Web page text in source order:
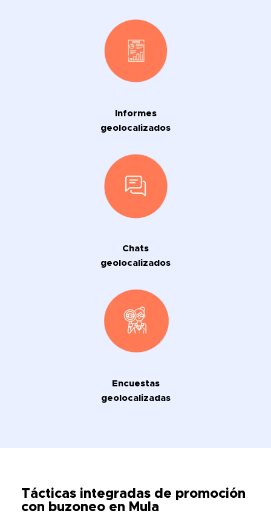
Informes
geolocalizados
Chats
geolocalizados
Encuestas
geolocalizadas
Tácticas integradas de promoción
con buzoneo en Mula